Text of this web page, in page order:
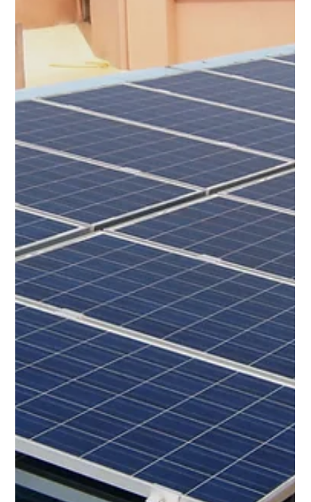
嘉義2.76Kwp太陽能支架